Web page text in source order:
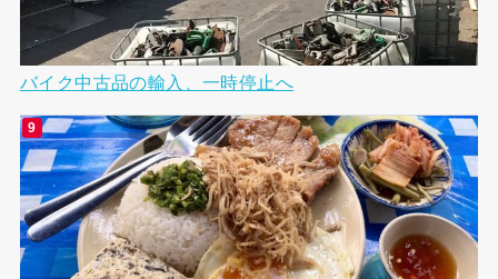
バイク中古品の輸入、一時停止へ